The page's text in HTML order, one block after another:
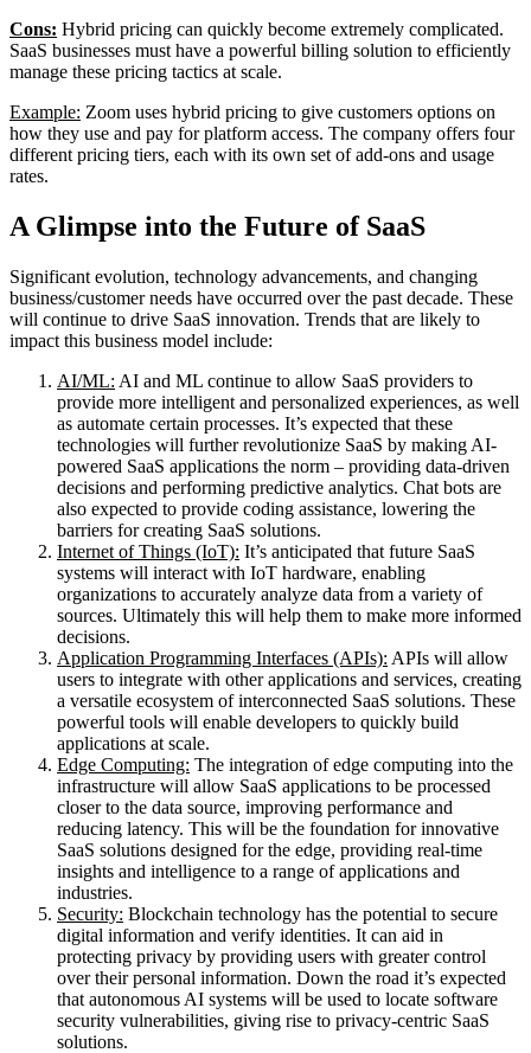
Cons: Hybrid pricing can quickly become extremely complicated.
SaaS businesses must have a powerful billing solution to efficiently
manage these pricing tactics at scale.
Example: Zoom uses hybrid pricing to give customers options on
how they use and pay for platform access. The company offers four
different pricing tiers, each with its own set of add-ons and usage
rates.
A Glimpse into the Future of SaaS
Significant evolution, technology advancements, and changing
business/customer needs have occurred over the past decade. These
will continue to drive SaaS innovation. Trends that are likely to
impact this business model include:
AI/ML: AI and ML continue to allow SaaS providers to
provide more intelligent and personalized experiences, as well
as automate certain processes. It’s expected that these
technologies will further revolutionize SaaS by making AI-
powered SaaS applications the norm – providing data-driven
decisions and performing predictive analytics. Chat bots are
also expected to provide coding assistance, lowering the
barriers for creating SaaS solutions.
Internet of Things (IoT): It’s anticipated that future SaaS
systems will interact with IoT hardware, enabling
organizations to accurately analyze data from a variety of
sources. Ultimately this will help them to make more informed
decisions.
Application Programming Interfaces (APIs): APIs will allow
users to integrate with other applications and services, creating
a versatile ecosystem of interconnected SaaS solutions. These
powerful tools will enable developers to quickly build
applications at scale.
Edge Computing: The integration of edge computing into the
infrastructure will allow SaaS applications to be processed
closer to the data source, improving performance and
reducing latency. This will be the foundation for innovative
SaaS solutions designed for the edge, providing real-time
insights and intelligence to a range of applications and
industries.
Security: Blockchain technology has the potential to secure
digital information and verify identities. It can aid in
protecting privacy by providing users with greater control
over their personal information. Down the road it’s expected
that autonomous AI systems will be used to locate software
security vulnerabilities, giving rise to privacy-centric SaaS
solutions.